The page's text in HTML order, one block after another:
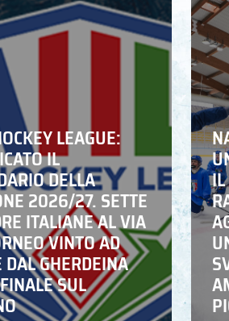
LEAGUE:
IL
DELLA
2026/27. SETTE
ITALIANE AL VIA
VINTO AD
GHERDEINA
SUL